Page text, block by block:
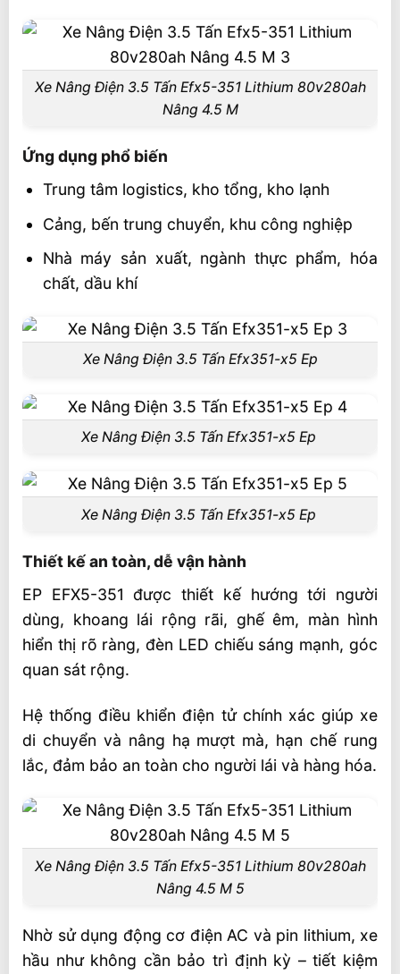
Xe Nâng Điện 3.5 Tấn Efx5-351 Lithium 80v280ah
Nâng 4.5 M
Ứng dụng phổ biến
Trung tâm logistics, kho tổng, kho lạnh
Cảng, bến trung chuyển, khu công nghiệp
Nhà máy sản xuất, ngành thực phẩm, hóa
chất, dầu khí
Xe Nâng Điện 3.5 Tấn Efx351-x5 Ep
Xe Nâng Điện 3.5 Tấn Efx351-x5 Ep
Xe Nâng Điện 3.5 Tấn Efx351-x5 Ep
Thiết kế an toàn, dễ vận hành
EP EFX5-351 được thiết kế hướng tới người
dùng, khoang lái rộng rãi, ghế êm, màn hình
hiển thị rõ ràng, đèn LED chiếu sáng mạnh, góc
quan sát rộng.
Hệ thống điều khiển điện tử chính xác giúp xe
di chuyển và nâng hạ mượt mà, hạn chế rung
lắc, đảm bảo an toàn cho người lái và hàng hóa.
Xe Nâng Điện 3.5 Tấn Efx5-351 Lithium 80v280ah
Nâng 4.5 M 5
Nhờ sử dụng động cơ điện AC và pin lithium, xe
hầu như không cần bảo trì định kỳ – tiết kiệm